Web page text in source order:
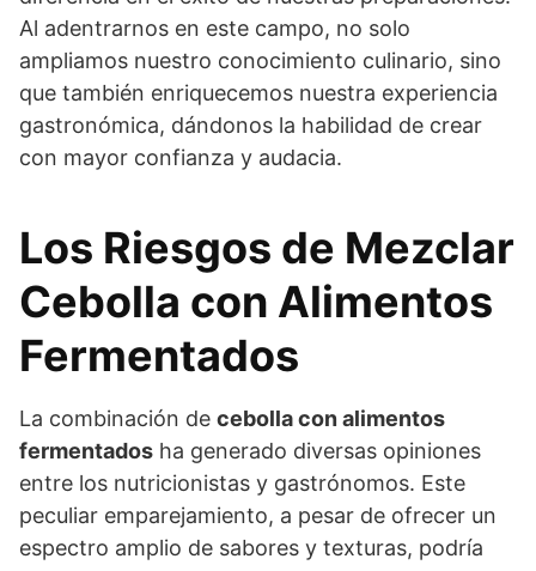
Al adentrarnos en este campo, no solo
ampliamos nuestro conocimiento culinario, sino
que también enriquecemos nuestra experiencia
gastronómica, dándonos la habilidad de crear
con mayor confianza y audacia.
Los Riesgos de Mezclar
Cebolla con Alimentos
Fermentados
La combinación de cebolla con alimentos
fermentados ha generado diversas opiniones
entre los nutricionistas y gastrónomos. Este
peculiar emparejamiento, a pesar de ofrecer un
espectro amplio de sabores y texturas, podría